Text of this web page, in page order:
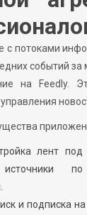
с потоками
событий
на Feedly.
лент
источники
и подписка